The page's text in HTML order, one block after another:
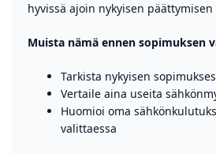
hyvissä ajoin nykyisen päättymisen
Muista nämä ennen sopimuksen
Tarkista nykyisen
Vertaile aina useita
Huomioi oma
valittaessa